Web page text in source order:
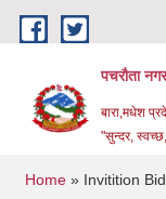
Skip to main content
पचरौता
बारा,मधेश
"सुन्दर, स्वच्छ,
You are
Home » Invitition